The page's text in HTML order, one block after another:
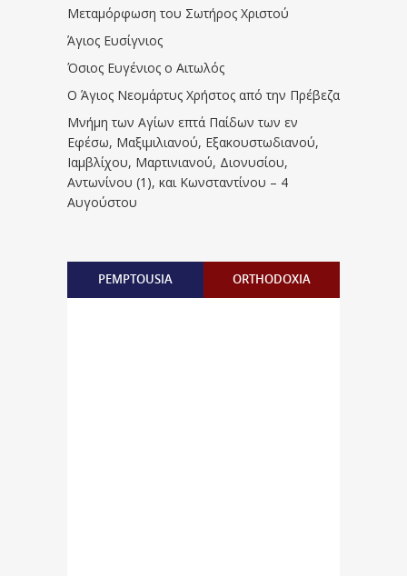
Μεταμόρφωση του Σωτήρος Χριστού
Άγιος Ευσίγνιος
Όσιος Ευγένιος ο Αιτωλός
Ο Άγιος Νεομάρτυς Χρήστος από την Πρέβεζα
Μνήμη των Aγίων επτά Παίδων των εν
Eφέσω, Mαξιμιλιανού, Eξακουστωδιανού,
Iαμβλίχου, Mαρτινιανού, Διονυσίου,
Aντωνίνου (1), και Kωνσταντίνου – 4
Αυγούστου
PEMPTOUSIA ORTHODOXIA